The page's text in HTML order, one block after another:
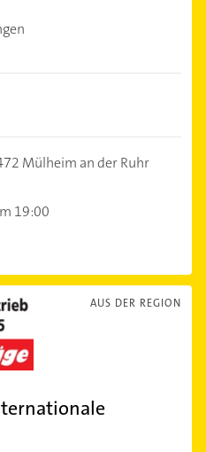
Mülheim an der Ruhr
19:00
AUS DER REGION